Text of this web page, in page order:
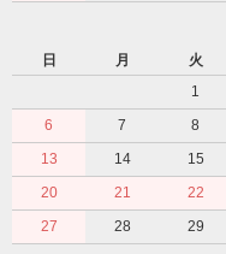
日
月 火
1
6
7 8
13
14 15
20
21 22
27
28 29